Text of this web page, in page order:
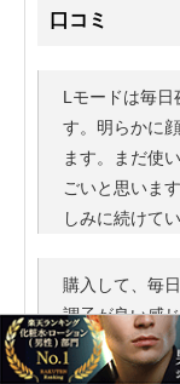
口コミ
Lモードは毎日
す。明らかに
ます。まだ使
ごいと思いま
しみに続けて
購入して、毎
調子が良い感
リンパ流しを
かったです。